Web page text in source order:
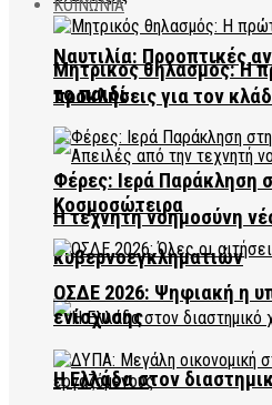
Ναυτιλία: Προοπτικές
προκλήσεις για τον
Η τεχνητή νοημοσύνη
κυβερνοεγκληματιών
Η Ελλάδα στον
ΚΟΙΝΩΝΙΑ
Μητρικός θηλασμός: Η
το παιδί
Φέρες: Ιερά Παράκληση
Κοσμοσώτειρα
ΟΣΔΕ 2026: Ψηφιακή η
ενίσχυσης